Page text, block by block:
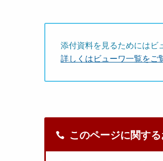
添付資料を見るためにはビ
詳しくはビューワ一覧をご
このページに関す